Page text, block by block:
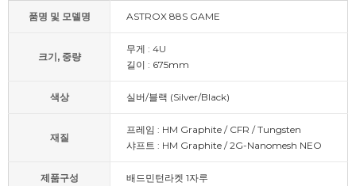
품명 및 모델명 ASTROX 88S GAME
크기, 중량
무게 : 4U
길이 : 675mm
색상 실버/블랙 (Silver/Black)
재질
프레임 : HM Graphite / CFR / Tungsten
샤프트 : HM Graphite / 2G-Nanomesh NEO
제품구성 배드민턴라켓 1자루